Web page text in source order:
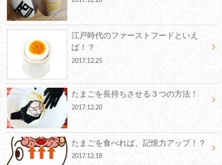
江戸時代のファーストフードといえ
ば！？
2017.12.25
たまごを長持ちさせる３つの方法！
2017.12.20
たまごを食べれば、記憶力アップ！？
2017.12.18